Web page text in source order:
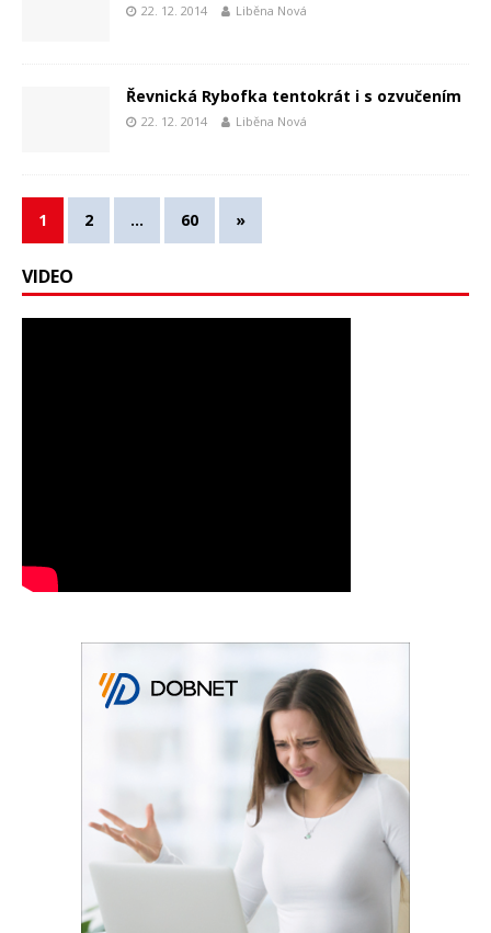
22. 12. 2014 Liběna Nová
Řevnická Rybofka tentokrát i s ozvučením
22. 12. 2014 Liběna Nová
1 2 … 60 »
VIDEO